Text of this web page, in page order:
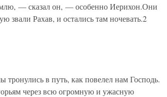
— сказал он, — особенно Иерихон.Они
звали Рахав, и остались там ночевать.2
в путь, как повелел нам Господь.
через всю огромную и ужасную